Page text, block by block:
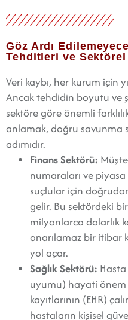
Göz Ardı
Tehditleri ve Sektörel
Veri kaybı, her kurum için
Ancak tehdidin boyutu ve
sektöre göre önemli
anlamak, doğru savunma
adımıdır.
Finans Sektörü:
numaraları ve
suçlular için
gelir. Bu sektördeki bir
milyonlarca dolarlık
onarılamaz bir itibar
yol açar.
Sağlık Sektörü:
uyumu) hayati önem
kayıtlarının (EHR)
hastaların kişisel